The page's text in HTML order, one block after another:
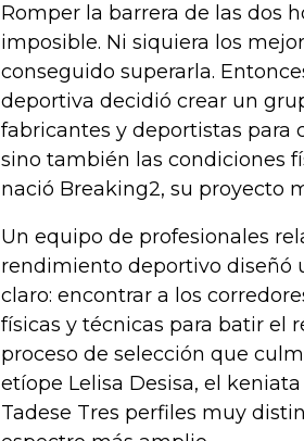
Romper la barrera de las dos
imposible. Ni siquiera los
conseguido superarla.
deportiva decidió crear un
fabricantes y deportistas para
sino también las condiciones
nació Breaking2, su proyecto
Un equipo de profesionales
rendimiento deportivo diseñó
claro: encontrar a los
físicas y técnicas para batir el
proceso de selección que
etíope Lelisa Desisa, el
Tadese Tres perfiles muy